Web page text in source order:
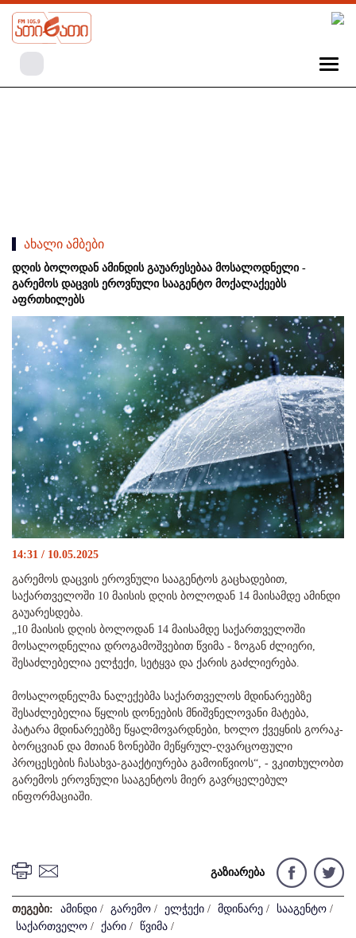
ახალი ამბები
დღის ბოლოდან ამინდის გაუარესებაა მოსალოდნელი -
გარემოს დაცვის ეროვნული სააგენტო მოქალაქეებს
აფრთხილებს
14:31 / 10.05.2025
გარემოს დაცვის ეროვნული სააგენტოს გაცხადებით,
საქართველოში 10 მაისის დღის ბოლოდან 14 მაისამდე ამინდი
გაუარესდება.
„10 მაისის დღის ბოლოდან 14 მაისამდე საქართველოში
მოსალოდნელია დროგამოშვებით წვიმა - ზოგან ძლიერი,
შესაძლებელია ელჭექი, სეტყვა და ქარის გაძლიერება.
მოსალოდნელმა ნალექებმა საქართველოს მდინარეებზე
შესაძლებელია წყლის დონეების მნიშვნელოვანი მატება,
პატარა მდინარეებზე წყალმოვარდნები, ხოლო ქვეყნის გორაკ-
ბორცვიან და მთიან ზონებში მეწყრულ-ღვარცოფული
პროცესების ჩასახვა-გააქტიურება გამოიწვიოს“, - ვკითხულობთ
გარემოს ეროვნული სააგენტოს მიერ გავრცელებულ
ინფორმაციაში.
გაზიარება
თეგები: ამინდი / გარემო / ელჭექი / მდინარე / სააგენტო /
საქართველო / ქარი / წვიმა /